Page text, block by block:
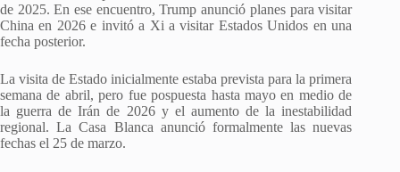
de 2025. En ese encuentro, Trump anunció planes para visitar
China en 2026 e invitó a Xi a visitar Estados Unidos en una
fecha posterior.
La visita de Estado inicialmente estaba prevista para la primera
semana de abril, pero fue pospuesta hasta mayo en medio de
la guerra de Irán de 2026 y el aumento de la inestabilidad
regional. La Casa Blanca anunció formalmente las nuevas
fechas el 25 de marzo.